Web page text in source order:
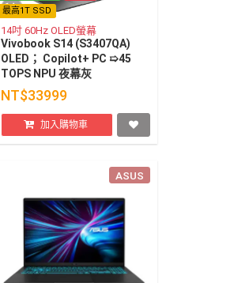
最高1T SSD
14吋 60Hz OLED螢幕
Vivobook S14 (S3407QA)
OLED； Copilot+ PC ➯45
TOPS NPU 夜幕灰
NT$33999
加入購物車
ASUS